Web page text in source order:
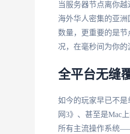
当服务器节点离你
海外华人密集的亚
数量，更重要的是
况，在毫秒间为你的
全平台无缝
如今的玩家早已不是
网3》、甚至是Mac
所有主流操作系统